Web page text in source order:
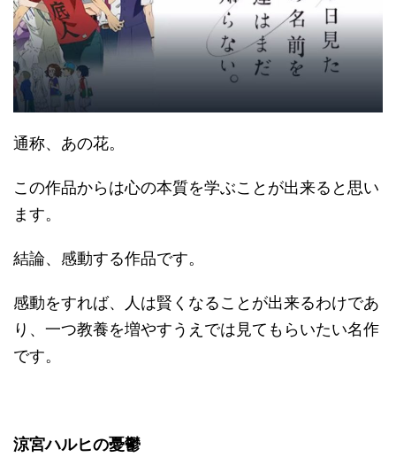
通称、あの花。
この作品からは心の本質を学ぶことが出来ると思い
ます。
結論、感動する作品です。
感動をすれば、人は賢くなることが出来るわけであ
り、一つ教養を増やすうえでは見てもらいたい名作
です。
涼宮ハルヒの憂鬱